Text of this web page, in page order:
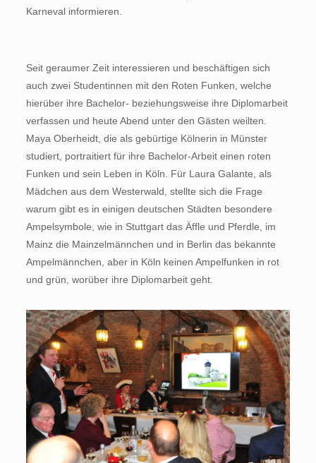
Karneval informieren.
Seit geraumer Zeit interessieren und beschäftigen sich
auch zwei Studentinnen mit den Roten Funken, welche
hierüber ihre Bachelor- beziehungsweise ihre Diplomarbeit
verfassen und heute Abend unter den Gästen weilten.
Maya Oberheidt, die als gebürtige Kölnerin in Münster
studiert, portraitiert für ihre Bachelor-Arbeit einen roten
Funken und sein Leben in Köln. Für Laura Galante, als
Mädchen aus dem Westerwald, stellte sich die Frage
warum gibt es in einigen deutschen Städten besondere
Ampelsymbole, wie in Stuttgart das Äffle und Pferdle, im
Mainz die Mainzelmännchen und in Berlin das bekannte
Ampelmännchen, aber in Köln keinen Ampelfunken in rot
und grün, worüber ihre Diplomarbeit geht.